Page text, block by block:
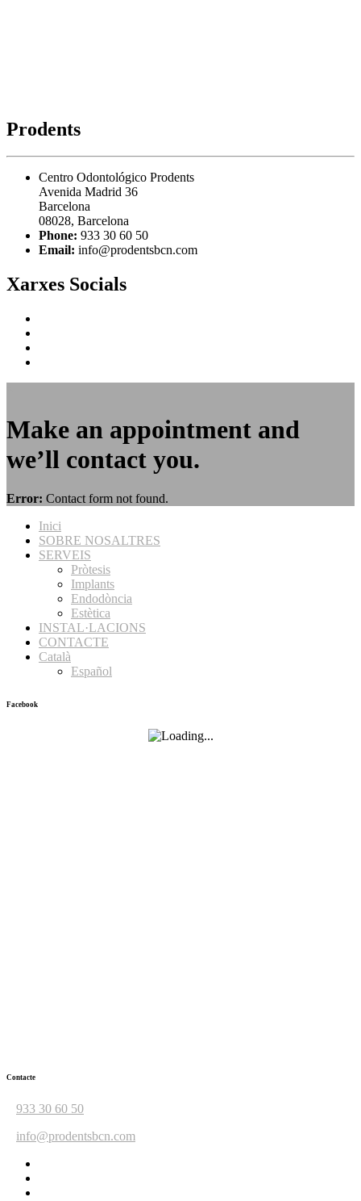
Prodents
Centro Odontológico Prodents
Avenida Madrid 36
Barcelona
08028, Barcelona
Phone: 933 30 60 50
Email: info@prodentsbcn.com
Xarxes Socials
Make an appointment and
we’ll contact you.
Error: Contact form not found.
Inici
SOBRE NOSALTRES
SERVEIS
Pròtesis
Implants
Endodòncia
Estètica
INSTAL·LACIONS
CONTACTE
Català
Español
Facebook
Contacte
933 30 60 50
info@prodentsbcn.com